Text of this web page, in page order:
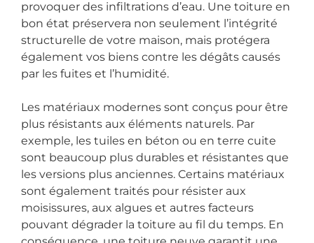
provoquer des infiltrations d’eau. Une toiture en
bon état préservera non seulement l’intégrité
structurelle de votre maison, mais protégera
également vos biens contre les dégâts causés
par les fuites et l’humidité.
Les matériaux modernes sont conçus pour être
plus résistants aux éléments naturels. Par
exemple, les tuiles en béton ou en terre cuite
sont beaucoup plus durables et résistantes que
les versions plus anciennes. Certains matériaux
sont également traités pour résister aux
moisissures, aux algues et autres facteurs
pouvant dégrader la toiture au fil du temps. En